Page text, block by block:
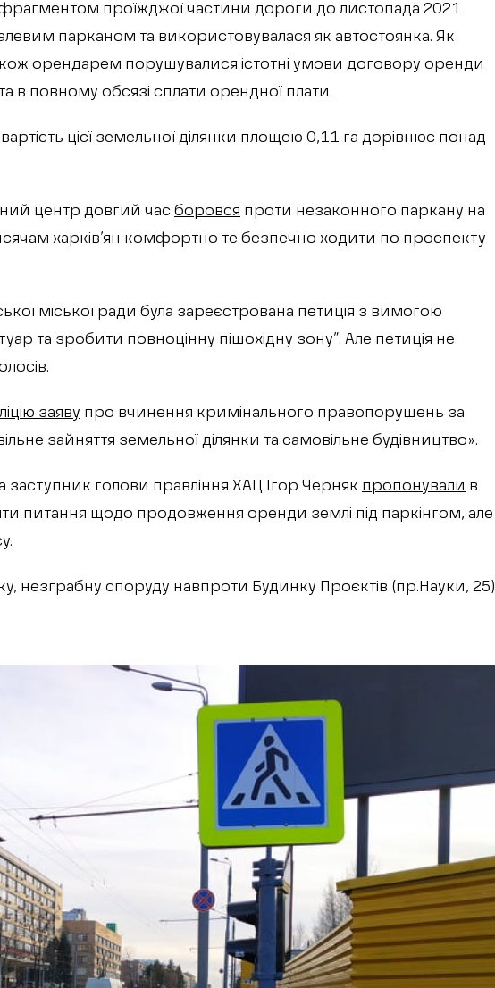
фрагментом проїжджої частини дороги до листопада 2021
парканом та використовувалася як автостоянка. Як
орендарем порушувалися істотні умови договору оренди
в повному обсязі сплати орендної плати.
цієї земельної ділянки площею 0,11 га дорівнює понад
центр довгий час боровся проти незаконного паркану на
харків’ян комфортно те безпечно ходити по проспекту
міської ради була зареєстрована петиція з вимогою
та зробити повноцінну пішохідну зону”. Але петиція не
заяву про вчинення кримінального правопорушень за
зайняття земельної ділянки та самовільне будівництво».
заступник голови правління ХАЦ Ігор Черняк пропонували в
питання щодо продовження оренди землі під паркінгом, але
незграбну споруду навпроти Будинку Проєктів (пр.Науки, 25)